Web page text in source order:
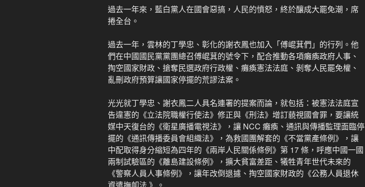
過去一年來，藍白黨人在國會惡搞，人民的憤怒，終於釀成大罷免潮，席
捲全台。
過去一年，雲林的丁學忠、彰化的謝衣鳳也加入「傅崐萁們」的行列。他
們在中國國民黨黨團總召傅崐萁的號令下，配合推動各項癱瘓政府人事、
掏空國家財政、搶奪民選政府行政權、癱瘓憲法法庭、剝奪人民罷免權、
亂刪政府預算讓國家停擺的荒謬法案。
光光就丁學忠、謝衣鳳二人具名連署的提案而論，就包括：被憲法法庭宣
告違憲的《立法院職權行使法》修正與《刑法》增訂藐視國會罪，要讓統
媒中天復台的《衛星廣播電視法》，讓 NCC 癱瘓、通訊與傳播監理面臨停
擺的《通訊傳播委員會組織法》，為救國團解套的《不當黨產條例》，讓
中配取得身分縮短為四年的《兩岸人民關係條例》第 17 條，呼應中國一國
兩制試驗區的《離島建設條例》，擴大貧富差距、犧牲青年世代未來的
《警察人員人事條例》，讓年改倒退攄、掏空國家財政的《公務人員退休
資遣撫卹法 》。